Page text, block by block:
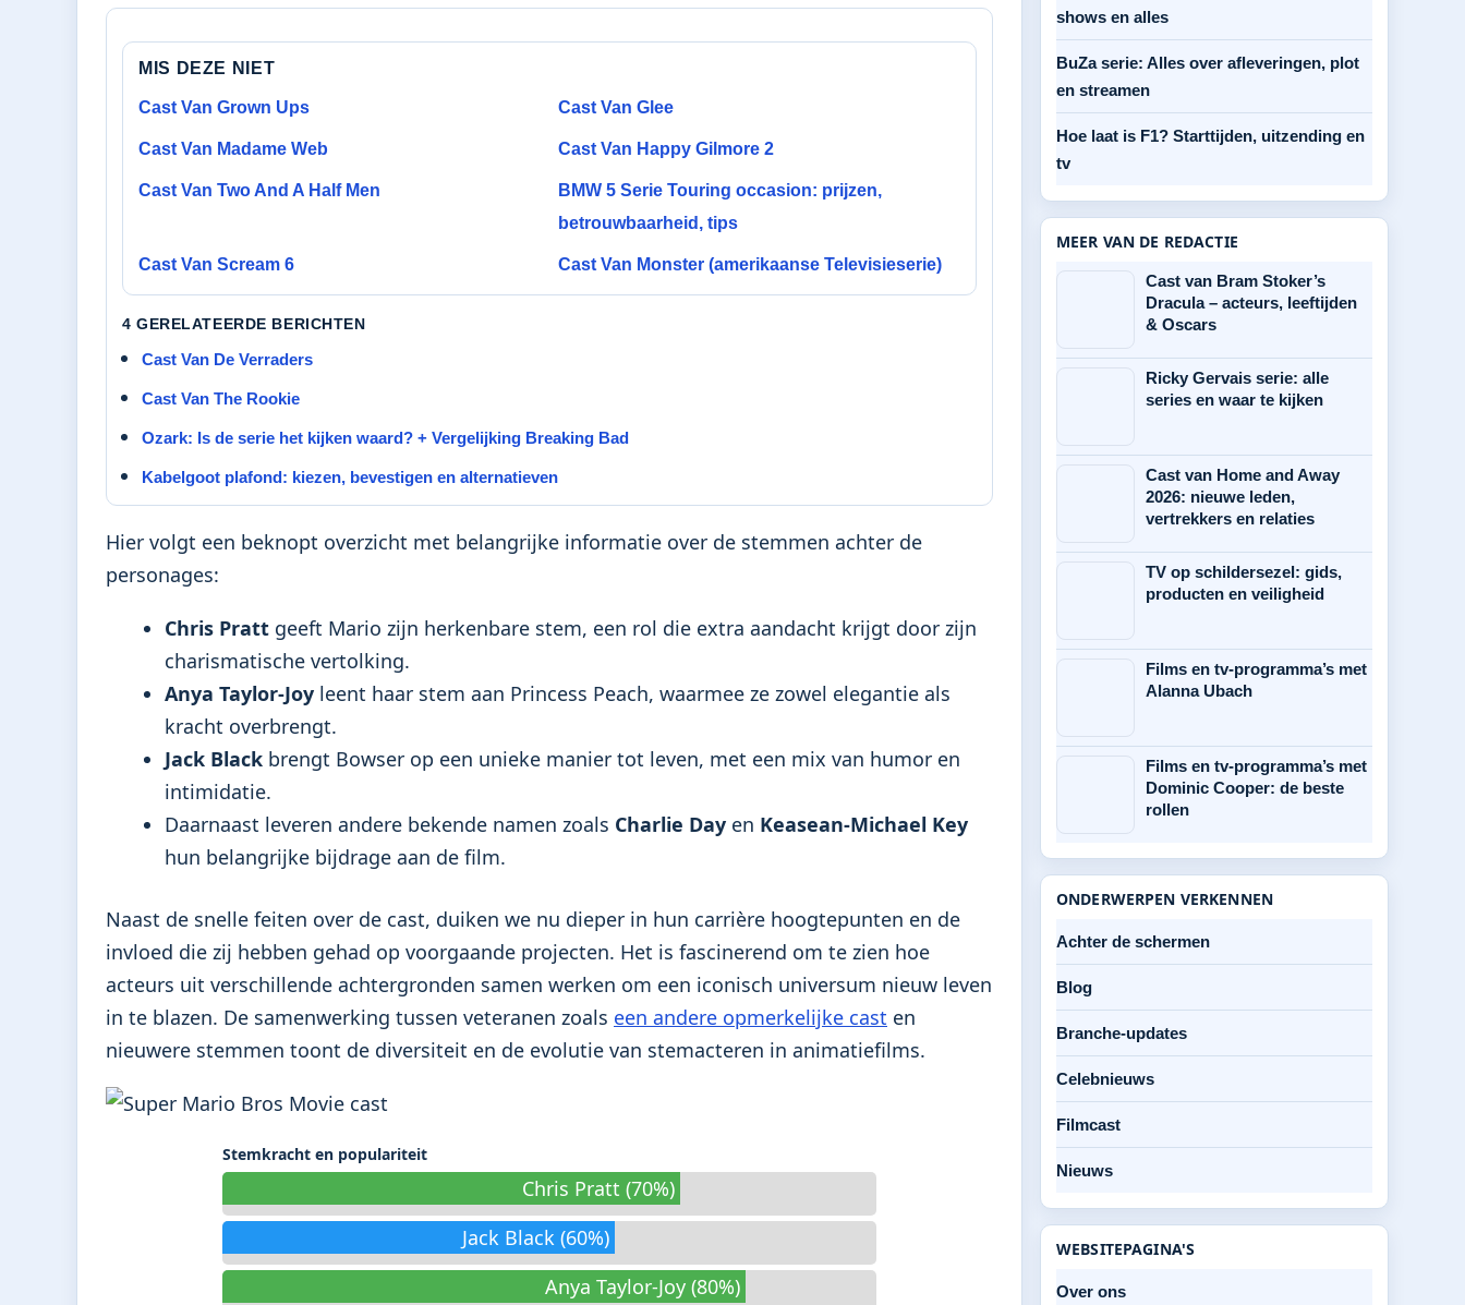
MIS DEZE NIET
Cast Van Grown Ups Cast Van Glee
Cast Van Madame Web Cast Van Happy Gilmore 2
Cast Van Two And A Half Men
BMW 5 Serie Touring occasion: prijzen,
betrouwbaarheid, tips
Cast Van Scream 6 Cast Van Monster (amerikaanse Televisieserie)
4 GERELATEERDE BERICHTEN
Cast Van De Verraders
Cast Van The Rookie
Ozark: Is de serie het kijken waard? + Vergelijking Breaking Bad
Kabelgoot plafond: kiezen, bevestigen en alternatieven
Hier volgt een beknopt overzicht met belangrijke informatie over de stemmen achter de
personages:
Chris Pratt geeft Mario zijn herkenbare stem, een rol die extra aandacht krijgt door zijn
charismatische vertolking.
Anya Taylor-Joy leent haar stem aan Princess Peach, waarmee ze zowel elegantie als
kracht overbrengt.
Jack Black brengt Bowser op een unieke manier tot leven, met een mix van humor en
intimidatie.
Daarnaast leveren andere bekende namen zoals Charlie Day en Keasean-Michael Key
hun belangrijke bijdrage aan de film.
Naast de snelle feiten over de cast, duiken we nu dieper in hun carrière hoogtepunten en de
invloed die zij hebben gehad op voorgaande projecten. Het is fascinerend om te zien hoe
acteurs uit verschillende achtergronden samen werken om een iconisch universum nieuw leven
in te blazen. De samenwerking tussen veteranen zoals een andere opmerkelijke cast en
nieuwere stemmen toont de diversiteit en de evolutie van stemacteren in animatiefilms.
Stemkracht en populariteit
Chris Pratt (70%)
Jack Black (60%)
Anya Taylor-Joy (80%)
shows en alles
BuZa serie: Alles over afleveringen, plot
en streamen
Hoe laat is F1? Starttijden, uitzending en
tv
MEER VAN DE REDACTIE
Cast van Bram Stoker’s
Dracula – acteurs, leeftijden
& Oscars
Ricky Gervais serie: alle
series en waar te kijken
Cast van Home and Away
2026: nieuwe leden,
vertrekkers en relaties
TV op schildersezel: gids,
producten en veiligheid
Films en tv-programma’s met
Alanna Ubach
Films en tv-programma’s met
Dominic Cooper: de beste
rollen
ONDERWERPEN VERKENNEN
Achter de schermen
Blog
Branche-updates
Celebnieuws
Filmcast
Nieuws
WEBSITEPAGINA'S
Over ons